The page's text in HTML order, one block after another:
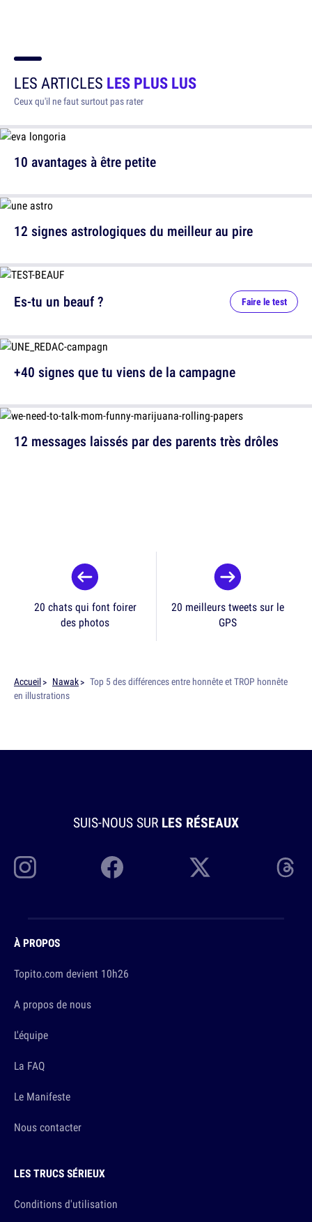
LES ARTICLES LES PLUS LUS
Ceux qu'il ne faut surtout pas rater
10 avantages à être petite
12 signes astrologiques du meilleur au pire
12 messages laissés par des parents très drôles
Es-tu un beauf ? Faire le test
+40 signes que tu viens de la campagne
20 chats qui font foirer
des photos
20 meilleurs tweets sur le
GPS
Accueil Nawak
Top 5 des différences entre honnête et TROP honnête
en illustrations
SUIS-NOUS SUR LES RÉSEAUX
À PROPOS
Topito.com devient 10h26
A propos de nous
L'équipe
La FAQ
Le Manifeste
Nous contacter
LES TRUCS SÉRIEUX
Conditions d'utilisation